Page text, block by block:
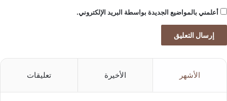
أعلمني بالمواضيع الجديدة بواسطة البريد الإلكتروني.
الأشهر الأخيرة تعليقات